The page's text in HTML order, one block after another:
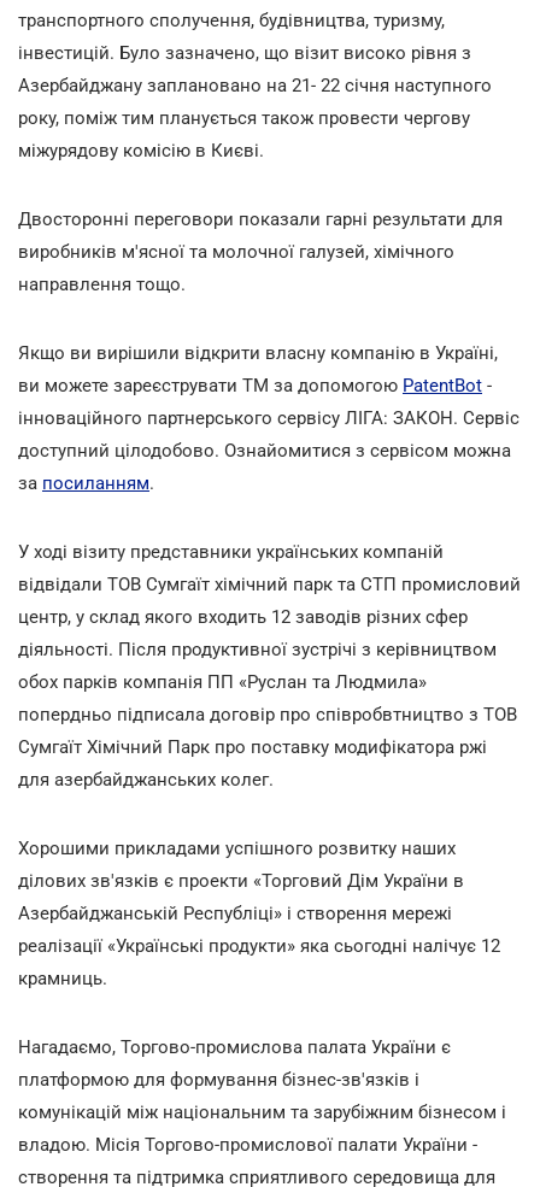
транспортного сполучення, будівництва, туризму,
інвестицій. Було зазначено, що візит високо рівня з
Азербайджану заплановано на 21- 22 січня наступного
року, поміж тим планується також провести чергову
міжурядову комісію в Києві.
Двосторонні переговори показали гарні результати для
виробників м'ясної та молочної галузей, хімічного
направлення тощо.
Якщо ви вирішили відкрити власну компанію в Україні,
ви можете зареєструвати ТМ за допомогою PatentBot -
інноваційного партнерського сервісу ЛІГА: ЗАКОН. Сервіс
доступний цілодобово. Ознайомитися з сервісом можна
за посиланням.
У ході візиту представники українських компаній
відвідали ТОВ Сумгаїт хімічний парк та СТП промисловий
центр, у склад якого входить 12 заводів різних сфер
діяльності. Після продуктивної зустрічі з керівництвом
обох парків компанія ПП «Руслан та Людмила»
попердньо підписала договір про співробвтництво з ТОВ
Сумгаїт Хімічний Парк про поставку модифікатора ржі
для азербайджанських колег.
Хорошими прикладами успішного розвитку наших
ділових зв'язків є проекти «Торговий Дім України в
Азербайджанській Республіці» і створення мережі
реалізації «Українські продукти» яка сьогодні налічує 12
крамниць.
Нагадаємо, Торгово-промислова палата України є
платформою для формування бізнес-зв'язків і
комунікацій між національним та зарубіжним бізнесом і
владою. Місія Торгово-промислової палати України -
створення та підтримка сприятливого середовища для